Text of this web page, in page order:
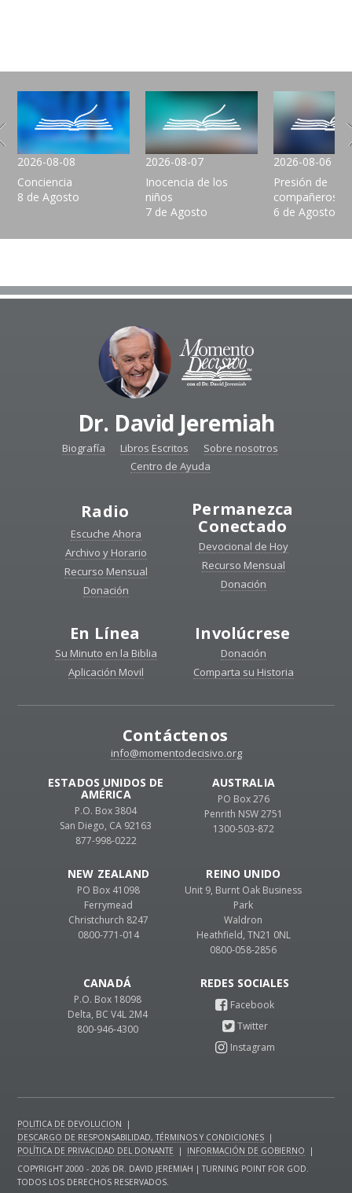
2026-08-08
Conciencia
8 de Agosto
2026-08-07
Inocencia de los
niños
7 de Agosto
2026-08-06
Presión de
compañeros
6 de Agosto
Dr. David Jeremiah
Biografía Libros Escritos
Sobre nosotros
Centro de Ayuda
Radio
Escuche Ahora
Archivo y Horario
Recurso Mensual
Donación
Permanezca
Conectado
Devocional de Hoy
Recurso Mensual
Donación
En Línea
Su Minuto en la Biblia
Aplicación Movil
Involúcrese
Donación
Comparta su Historia
Contáctenos
info@momentodecisivo.org
ESTADOS UNIDOS DE
AMÉRICA
P.O. Box 3804
San Diego, CA 92163
877-998-0222
CANADÁ
P.O. Box 18098
Delta, BC V4L 2M4
800-946-4300
REINO UNIDO
Unit 9, Burnt Oak Business
Park
Waldron
Heathfield, TN21 0NL
0800-058-2856
AUSTRALIA
PO Box 276
Penrith NSW 2751
1300-503-872
NEW ZEALAND
PO Box 41098
Ferrymead
Christchurch 8247
0800-771-014
POLITICA DE DEVOLUCION
|
DESCARGO DE RESPONSABILIDAD, TÉRMINOS Y CONDICIONES |
POLÍTICA DE PRIVACIDAD DEL DONANTE
| INFORMACIÓN DE GOBIERNO
|
COPYRIGHT 2000 - 2026 DR. DAVID JEREMIAH | TURNING POINT FOR GOD.
TODOS LOS DERECHOS RESERVADOS.